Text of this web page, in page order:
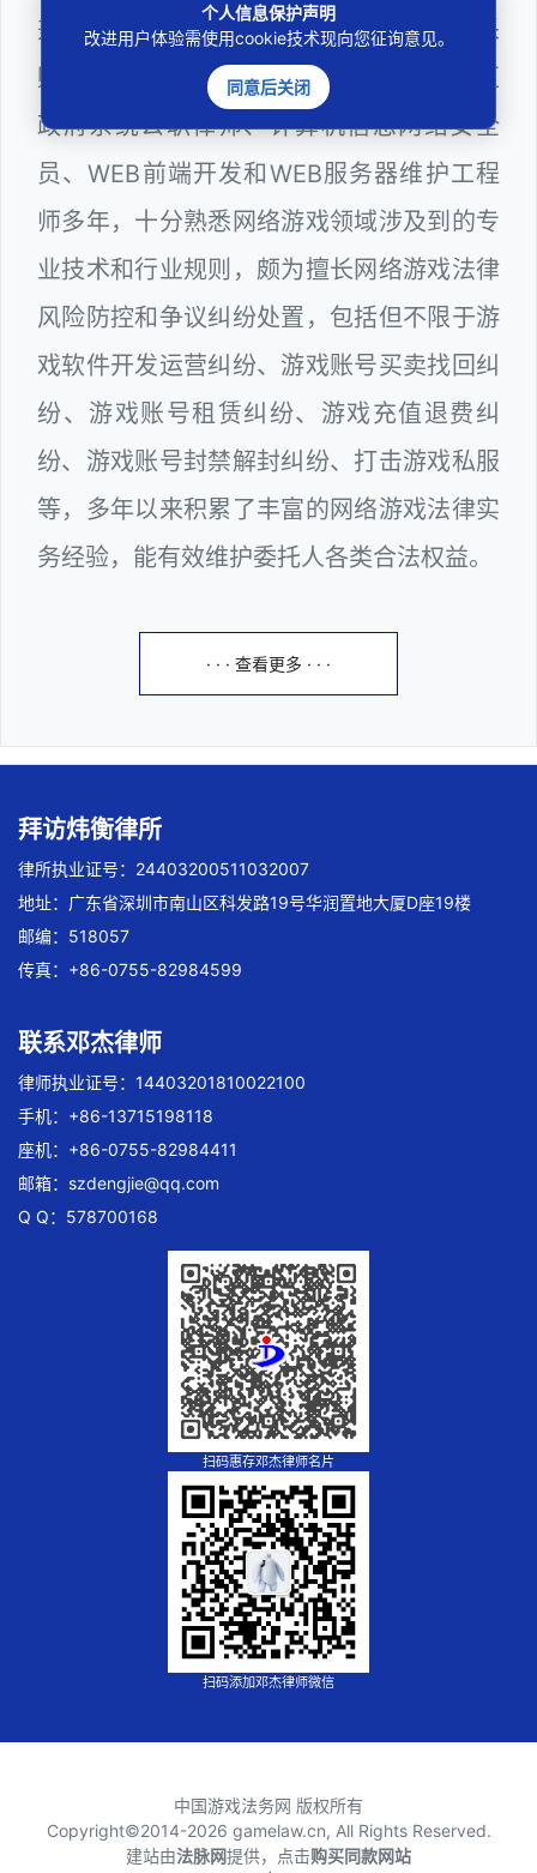
兼任深圳市人民政府听证员、深圳市政府采
购评审专家（法律类），曾担任深圳市某区
政府系统公职律师、计算机信息网络安全
员、WEB前端开发和WEB服务器维护工程
师多年，十分熟悉网络游戏领域涉及到的专
业技术和行业规则，颇为擅长网络游戏法律
风险防控和争议纠纷处置，包括但不限于游
戏软件开发运营纠纷、游戏账号买卖找回纠
纷、游戏账号租赁纠纷、游戏充值退费纠
纷、游戏账号封禁解封纠纷、打击游戏私服
等，多年以来积累了丰富的网络游戏法律实
务经验，能有效维护委托人各类合法权益。
· · · 查看更多 · · ·
拜访炜衡律所
律所执业证号：24403200511032007
地址：广东省深圳市南山区科发路19号华润置地大厦D座19楼
邮编：518057
传真：+86-0755-82984599
联系邓杰律师
律师执业证号：14403201810022100
手机：+86-13715198118
座机：+86-0755-82984411
邮箱： szdengjie@qq.com
Q Q：578700168
扫码惠存邓杰律师名片
扫码添加邓杰律师微信
中国游戏法务网 版权所有
Copyright©2014-2026 gamelaw.cn, All Rights Reserved.
建站由法脉网提供，点击购买同款网站
个人信息保护声明
改进用户体验需使用cookie技术现向您征询意见。
同意后关闭